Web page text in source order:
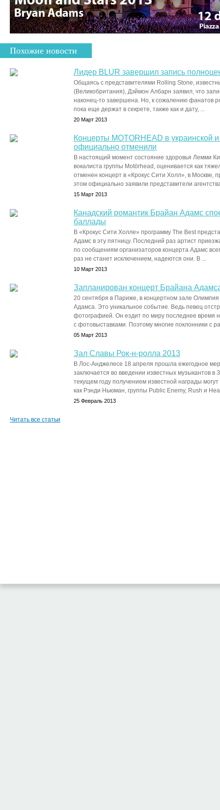
Похожие новости
Лидер BLUR завершил запись
Общаясь с представителями Rolling Stone,
(Великобритания), Дэймон Албарн заявил, что
наконец-то завершена. Но, к сожалению фанатов
пока еще держат в секрете, также как и дату, ...
20 Март 2013
Концерты MOTORHEAD в украинской
официально отменили
В настоящий момент состояние здоровья Лемми
вокалиста группы Motörhead, оценивается как
отменен концерт в «Крокус Сити Холл», в
этом официально заявили представители
15 Март 2013
Канадский романтик Брайан Адамс
баллады
В «Крокус Сити Холле» программу The Best
Адамс в эту пятницу. Последний раз артист
по сообщениям организаторов концерта Адамс
раз не станет исключением, надеются они. В ...
10 Март 2013
Запланирован концерт Брайана
20 сентября в Париже, в концертном зале
Адамса. Это уникальное событие. Ведь певец
фотографией. Он ездит по миру последнее время
с фотовыставками. Поэтому многие поклонники с
05 Март 2013
Зал Славы Рок-н-ролла 2013
В Лос-Анджелесе 18 апреля прошла ежегодное
заключается во введении известных музыкантов
текущем году получением известной награды
как Рэнди Ньюман, группы Public Enemy, Rush и
25 Февраль 2013
Читать все статьи